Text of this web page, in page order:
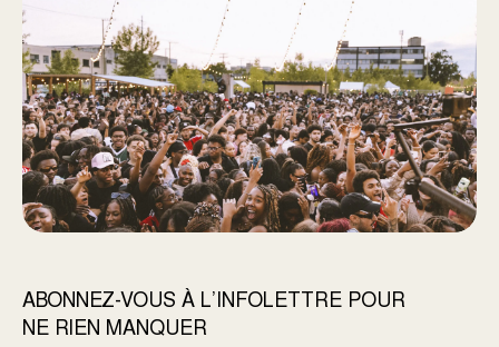
ABONNEZ-VOUS À L’INFOLETTRE POUR
NE RIEN MANQUER